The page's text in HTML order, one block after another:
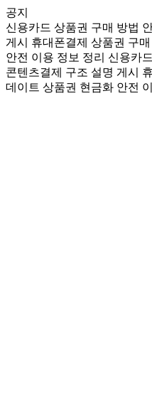
공지
신용카드 상품권 구매 방법
게시
휴대폰결제 상품권 구
안전 이용 정보 정리 신용카
콘텐츠결제 구조 설명 게시
데이트 상품권 현금화 안전